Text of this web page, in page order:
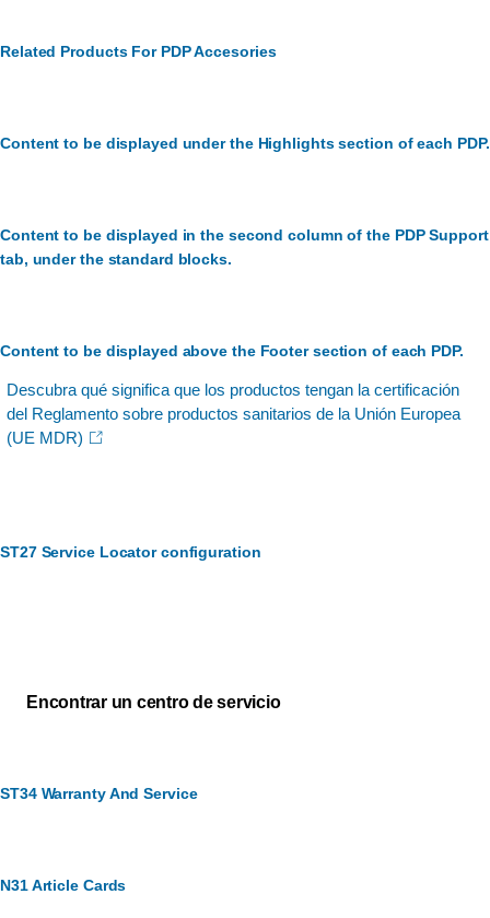
Related Products For PDP Accesories
Content to be displayed under the Highlights section of each PDP.
Content to be displayed in the second column of the PDP Support
tab, under the standard blocks.
Content to be displayed above the Footer section of each PDP.
Descubra qué significa que los productos tengan la certificación
del Reglamento sobre productos sanitarios de la Unión Europea
(UE MDR)
ST27 Service Locator configuration
Encontrar un centro de servicio
ST34 Warranty And Service
N31 Article Cards